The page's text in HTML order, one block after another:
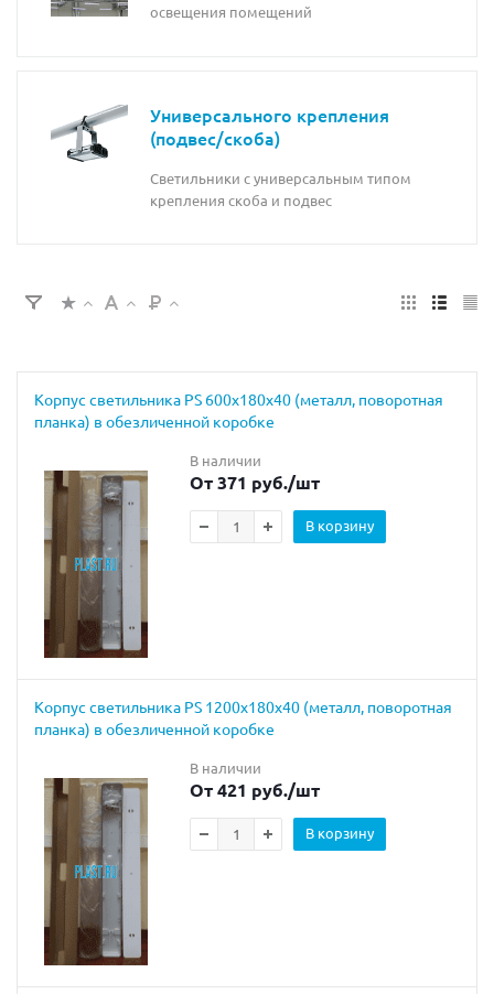
освещения помещений
Универсального крепления
(подвес/скоба)
Светильники с универсальным типом
крепления скоба и подвес
Корпус светильника PS 600х180х40 (металл, поворотная
планка) в обезличенной коробке
В наличии
От 371 руб./шт
В корзину
Корпус светильника PS 1200х180х40 (металл, поворотная
планка) в обезличенной коробке
В наличии
От 421 руб./шт
В корзину